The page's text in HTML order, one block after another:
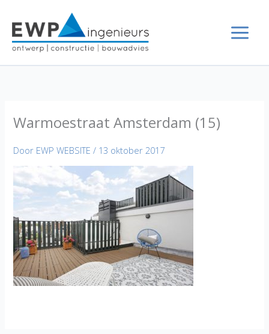
inhoud
Warmoestraat Amsterdam (15)
Door EWP WEBSITE/ 13 oktober 2017